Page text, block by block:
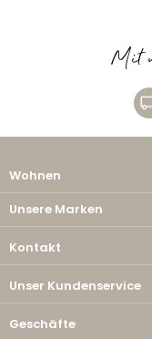
Mit
Wohnen
Unsere Marken
Kontakt
Unser Kundenservice
Geschäfte